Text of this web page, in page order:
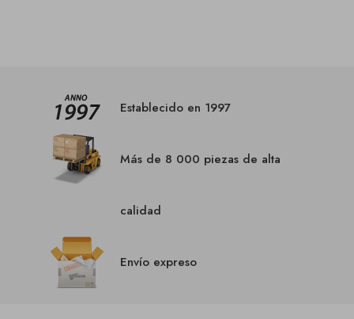
Establecido en 1997
Más de 8 000 piezas de alta
calidad
Envío expreso